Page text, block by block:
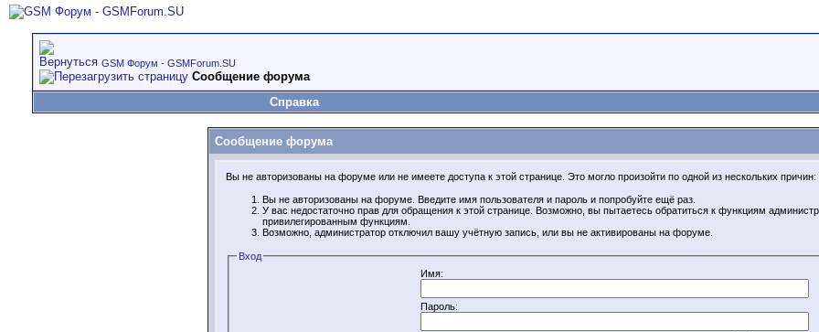
GSM Форум - GSMForum.SU
Сообщение форума
Справка
Сообщение форума
Вы не авторизованы на форуме или не имеете доступа к этой странице. Это могло произойти по одной из нескольких причин:
Вы не авторизованы на форуме. Введите имя пользователя и пароль и попробуйте ещё раз.
У вас недостаточно прав для обращения к этой странице. Возможно, вы пытаетесь обратиться к функциям
привилегированным функциям.
Возможно, администратор отключил вашу учётную запись, или вы не активированы на форуме.
Вход
Имя:
Пароль: